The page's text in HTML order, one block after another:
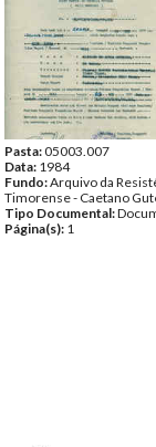
Pasta:05003.007
Data: 1984
Fundo:Arquivo da
Timorense - Caetano
Tipo Documental:
Página(s): 1